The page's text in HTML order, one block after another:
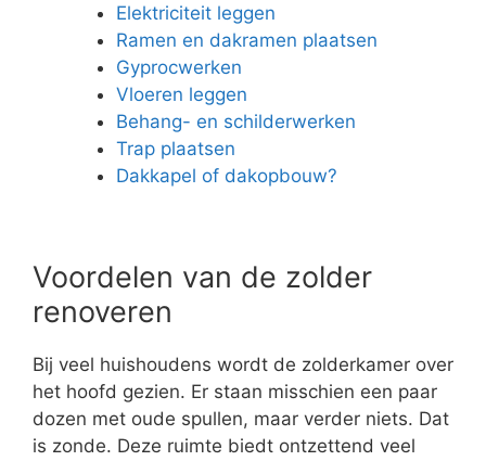
Elektriciteit leggen
Ramen en dakramen plaatsen
Gyprocwerken
Vloeren leggen
Behang- en schilderwerken
Trap plaatsen
Dakkapel of dakopbouw?
Voordelen van de zolder
renoveren
Bij veel huishoudens wordt de zolderkamer over
het hoofd gezien. Er staan misschien een paar
dozen met oude spullen, maar verder niets. Dat
is zonde. Deze ruimte biedt ontzettend veel